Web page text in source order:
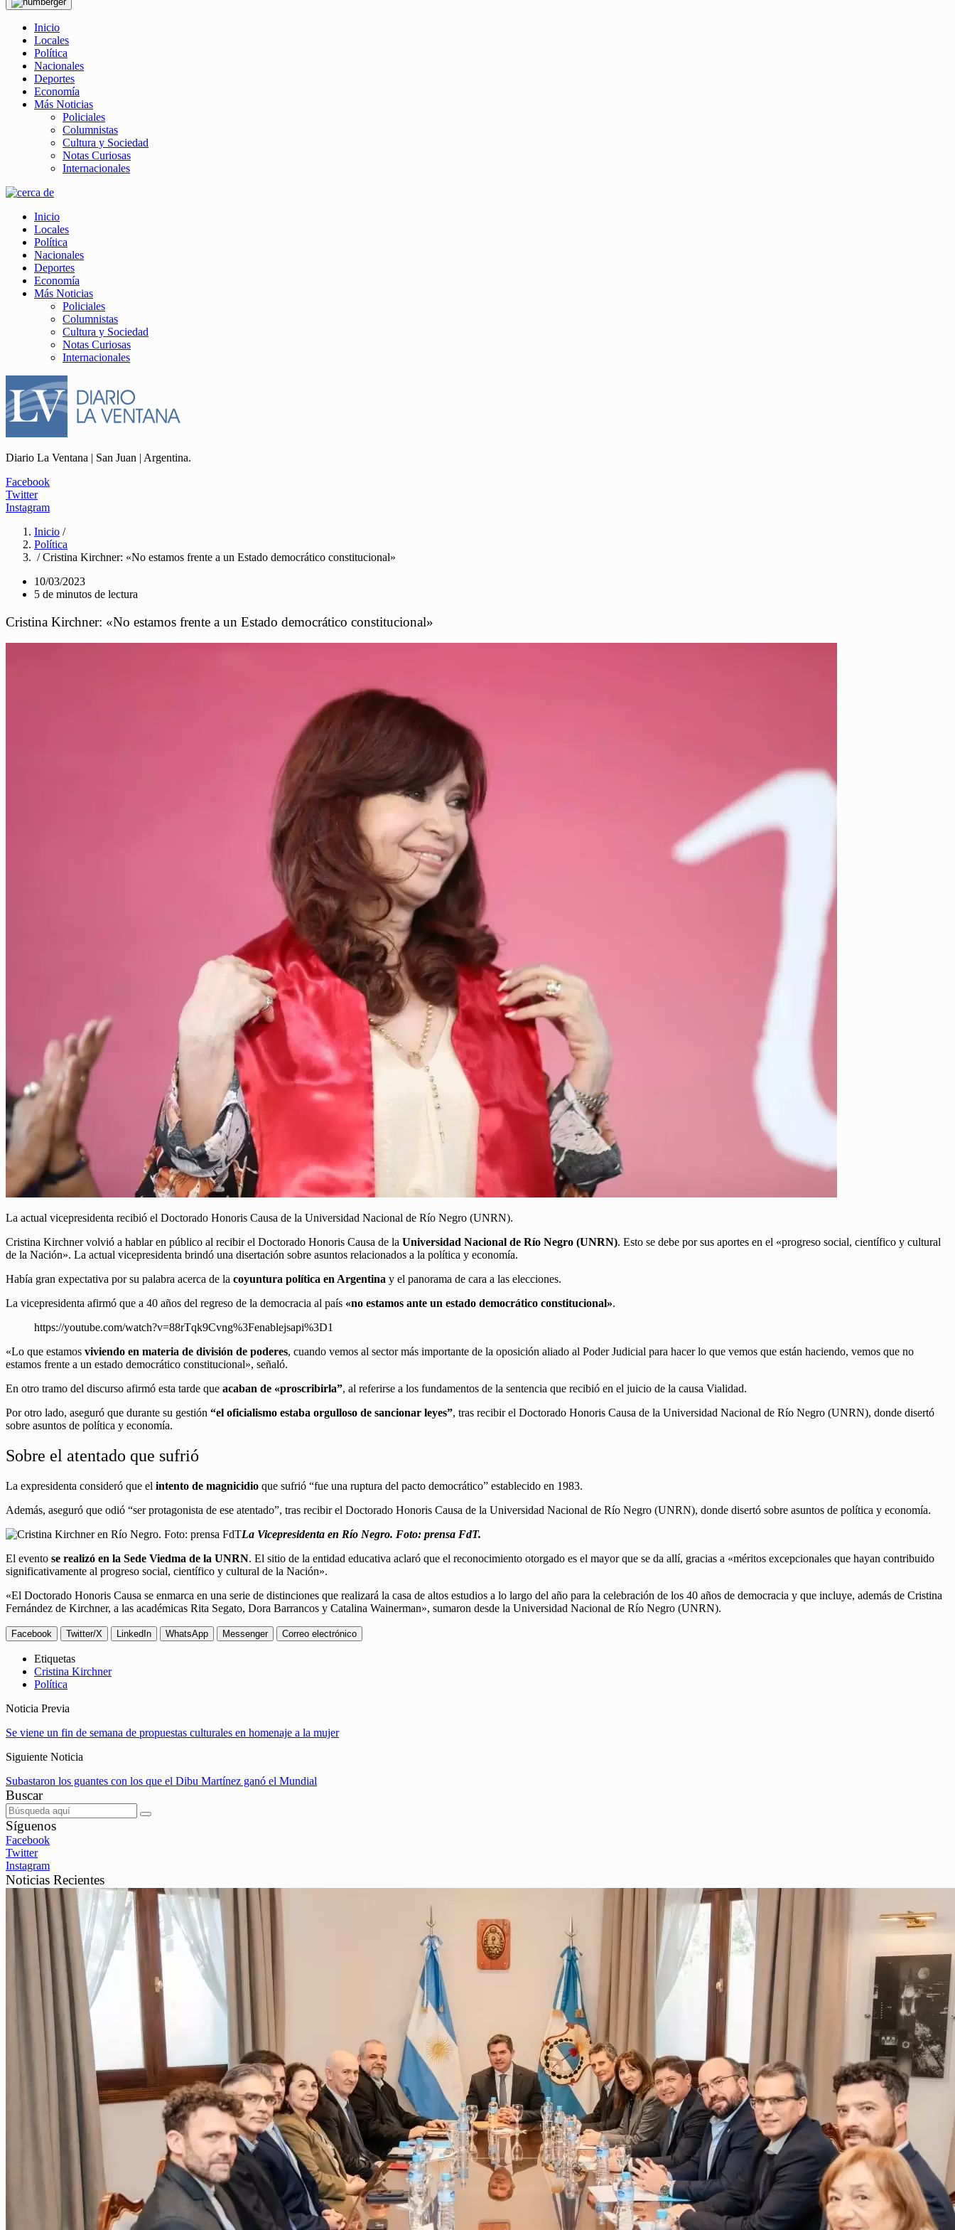
Inicio
Locales
Política
Nacionales
Deportes
Economía
Más Noticias
Policiales
Columnistas
Cultura y Sociedad
Notas Curiosas
Internacionales
Inicio
Locales
Política
Nacionales
Deportes
Economía
Más Noticias
Policiales
Columnistas
Cultura y Sociedad
Notas Curiosas
Internacionales
Diario La Ventana | San Juan | Argentina.
Facebook
Twitter
Instagram
Inicio /
Política
/ Cristina Kirchner: «No estamos frente a un Estado democrático constitucional»
10/03/2023
5 de minutos de lectura
Cristina Kirchner: «No estamos frente a un Estado democrático constitucional»
La actual vicepresidenta recibió el Doctorado Honoris Causa de la Universidad Nacional de Río Negro (UNRN).
Cristina Kirchner volvió a hablar en público al recibir el Doctorado Honoris Causa de la Universidad Nacional de Río Negro (UNRN). Esto se debe por sus aportes en el «progreso social, científico y cultural
de la Nación». La actual vicepresidenta brindó una disertación sobre asuntos relacionados a la política y economía.
Había gran expectativa por su palabra acerca de la coyuntura política en Argentina y el panorama de cara a las elecciones.
La vicepresidenta afirmó que a 40 años del regreso de la democracia al país «no estamos ante un estado democrático constitucional».
https://youtube.com/watch?v=88rTqk9Cvng%3Fenablejsapi%3D1
«Lo que estamos viviendo en materia de división de poderes, cuando vemos al sector más importante de la oposición aliado al Poder Judicial para hacer lo que vemos que están haciendo, vemos que no
estamos frente a un estado democrático constitucional», señaló.
En otro tramo del discurso afirmó esta tarde que acaban de «proscribirla”, al referirse a los fundamentos de la sentencia que recibió en el juicio de la causa Vialidad.
Por otro lado, aseguró que durante su gestión “el oficialismo estaba orgulloso de sancionar leyes”, tras recibir el Doctorado Honoris Causa de la Universidad Nacional de Río Negro (UNRN), donde disertó
sobre asuntos de política y economía.
Sobre el atentado que sufrió
La expresidenta consideró que el intento de magnicidio que sufrió “fue una ruptura del pacto democrático” establecido en 1983.
Además, aseguró que odió “ser protagonista de ese atentado”, tras recibir el Doctorado Honoris Causa de la Universidad Nacional de Río Negro (UNRN), donde disertó sobre asuntos de política y economía.
La Vicepresidenta en Río Negro. Foto: prensa FdT.
El evento se realizó en la Sede Viedma de la UNRN. El sitio de la entidad educativa aclaró que el reconocimiento otorgado es el mayor que se da allí, gracias a «méritos excepcionales que hayan contribuido
significativamente al progreso social, científico y cultural de la Nación».
«El Doctorado Honoris Causa se enmarca en una serie de distinciones que realizará la casa de altos estudios a lo largo del año para la celebración de los 40 años de democracia y que incluye, además de Cristina
Fernández de Kirchner, a las académicas Rita Segato, Dora Barrancos y Catalina Wainerman», sumaron desde la Universidad Nacional de Río Negro (UNRN).
Facebook Twitter/X LinkedIn WhatsApp Messenger Correo electrónico
Etiquetas
Cristina Kirchner
Política
Noticia Previa
Se viene un fin de semana de propuestas culturales en homenaje a la mujer
Siguiente Noticia
Subastaron los guantes con los que el Dibu Martínez ganó el Mundial
Buscar
Síguenos
Facebook
Twitter
Instagram
Noticias Recientes